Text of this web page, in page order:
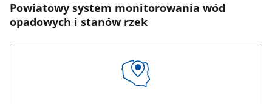
Powiatowy system monitorowania wód
opadowych i stanów rzek